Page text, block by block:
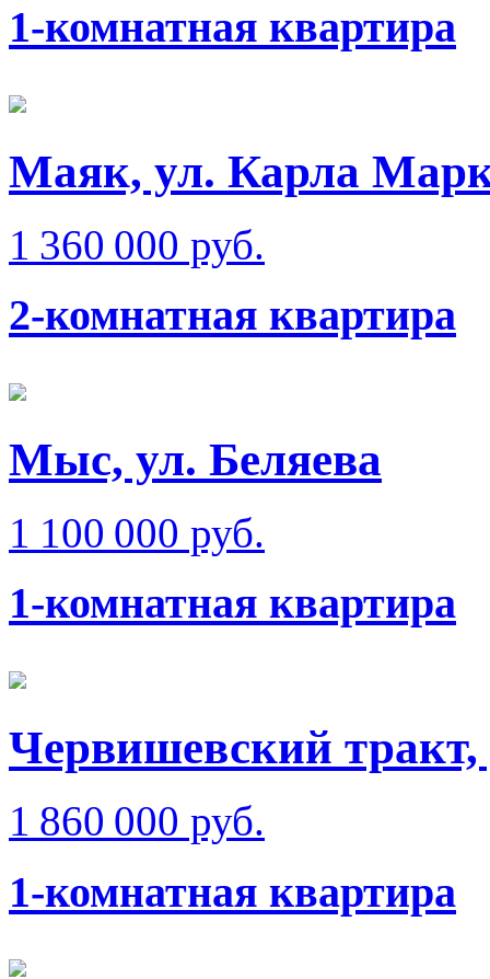
1-комнатная квартира
Маяк, ул. Карла
1 360 000 руб.
2-комнатная квартира
Мыс, ул. Беляева
1 100 000 руб.
1-комнатная квартира
Червишевский
1 860 000 руб.
1-комнатная квартира